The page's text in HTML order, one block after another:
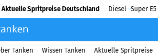
Aktuelle Spritpreise Deutschland Diesel Super E5
Tanken Wissen Tanken Aktuelle Spritpreise